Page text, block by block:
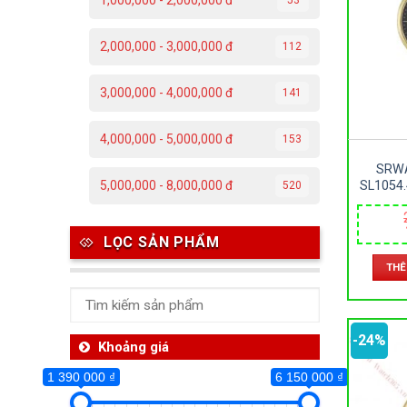
2,000,000 - 3,000,000 đ 112
3,000,000 - 4,000,000 đ 141
4,000,000 - 5,000,000 đ 153
5,000,000 - 8,000,000 đ 520
LỌC SẢN PHẨM
Khoảng giá
1 390 000 ₫ 6 150 000 ₫
1 390 000 ₫
–
-24%